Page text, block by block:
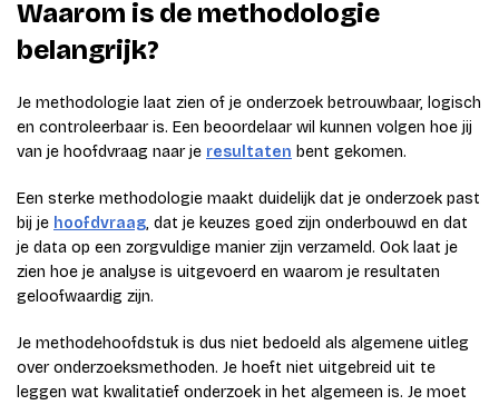
Waarom is de methodologie
belangrijk?
Je methodologie laat zien of je onderzoek betrouwbaar, logisch
en controleerbaar is. Een beoordelaar wil kunnen volgen hoe jij
van je hoofdvraag naar je resultaten bent gekomen.
Een sterke methodologie maakt duidelijk dat je onderzoek past
bij je hoofdvraag, dat je keuzes goed zijn onderbouwd en dat
je data op een zorgvuldige manier zijn verzameld. Ook laat je
zien hoe je analyse is uitgevoerd en waarom je resultaten
geloofwaardig zijn.
Je methodehoofdstuk is dus niet bedoeld als algemene uitleg
over onderzoeksmethoden. Je hoeft niet uitgebreid uit te
leggen wat kwalitatief onderzoek in het algemeen is. Je moet